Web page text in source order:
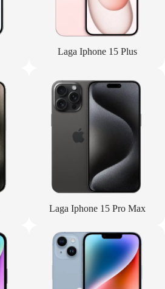
Laga Iphone 15 Plus
Laga Iphone 15 Pro Max